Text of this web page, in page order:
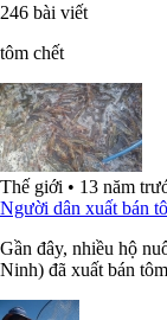
246 bài viết
tôm chết
Thế giới • 13 năm
Người dân xuất bán
Gần đây, nhiều hộ
Ninh) đã xuất bán